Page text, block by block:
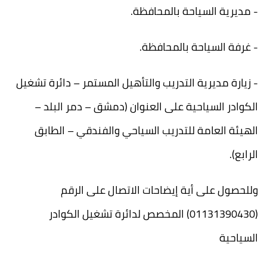
- مديرية السياحة بالمحافظة.
- غرفة السياحة بالمحافظة.
- زيارة مديرية التدريب والتأهيل المستمر – دائرة تشغيل
الكوادر السياحية على العنوان (دمشق – دمر البلد –
الهيئة العامة للتدريب السياحي والفندقي – الطابق
الرابع).
وللحصول على أية إيضاحات الاتصال على الرقم
(01131390430) المخصص لدائرة تشغيل الكوادر
السياحية